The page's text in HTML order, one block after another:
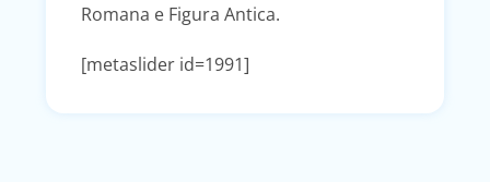
Romana e Figura Antica.
[metaslider id=1991]